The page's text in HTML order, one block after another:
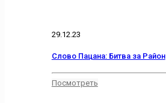
29.12.23
Слово Пацана: Битва за Район
Посмотреть